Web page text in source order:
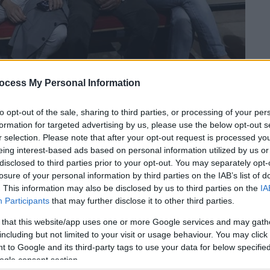
My Personal Information
opt-out of the sale, sharing to third parties, or processing of your
for targeted advertising by us, please use the below opt-out
selection. Please note that after your opt-out request is processed
interest-based ads based on personal information utilized by us
to third parties prior to your opt-out. You may separately
of your personal information by third parties on the IAB’s list of
This information may also be disclosed by us to third parties on the
Participants that may further disclose it to other third parties.
that this website/app uses one or more Google services and may
but not limited to your visit or usage behaviour. You may
to Google and its third-party tags to use your data for below
consent section.
ΛΙΑΚΟΣ ΓΙΑΝΝΗΣ)
το ΕΘΝΟΣ στη Google
διαδικασίατουΣΥΡΙΖΑ είναιη
νακινητοποιήσουν τον κόσμονα